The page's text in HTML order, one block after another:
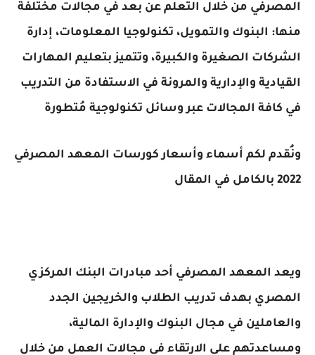
المصرفي من خلال التعلم عن بعد في مجالات مختلفة
منها: البنوك والتمويل، تكنولوجيا المعلومات، إدارة
الشركات الصغيرة والكبيرة، وتتميز بتعليم المهارات
القيادية والإدارية والمرونة في الاستفادة من التدريب
في كافة المجالات عبر وسائل تكنولوجية مُتطورة
ونُقدم لكم أسماء وأسعار كورسات المعهد المصرفي
2022 بالكامل في المقال
ويعد المعهد المصرفي أحد مبادرات البنك المركزي
المصري بهدف تدريب الطلاب والخريجين الجدد
والعاملين في مجال البنوك والإدارة المالية،
ومساعدتهم على الارتقاء في مجالات العمل من خلال